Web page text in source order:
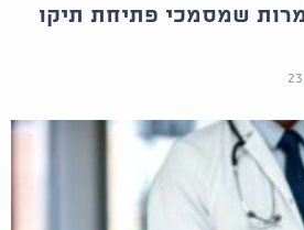
שמסמכי פתיחת תיקו